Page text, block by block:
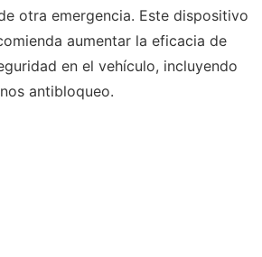
otra emergencia. Este dispositivo
aumentar la eficacia de
en el vehículo, incluyendo
antibloqueo.